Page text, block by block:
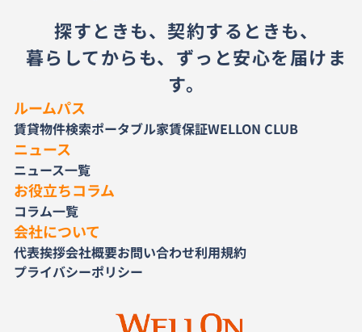
探すときも、契約するときも、
暮らしてからも、ずっと安心を届けま
す。
ルームパス
賃貸物件検索ポータブル家賃保証WELLON CLUB
ニュース
ニュース一覧
お役立ちコラム
コラム一覧
会社について
代表挨拶会社概要お問い合わせ利用規約
プライバシーポリシー